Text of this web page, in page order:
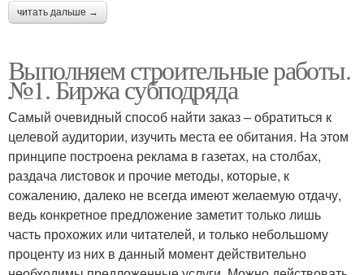
читать дальше →
Выполняем строительные работы.
№1. Биржа субподряда
Самый очевидный способ найти заказ – обратиться к
целевой аудитории, изучить места ее обитания. На этом
принципе построена реклама в газетах, на столбах,
раздача листовок и прочие методы, которые, к
сожалению, далеко не всегда имеют желаемую отдачу,
ведь конкретное предложение заметит только лишь
часть прохожих или читателей, и только небольшому
проценту из них в данный момент действительно